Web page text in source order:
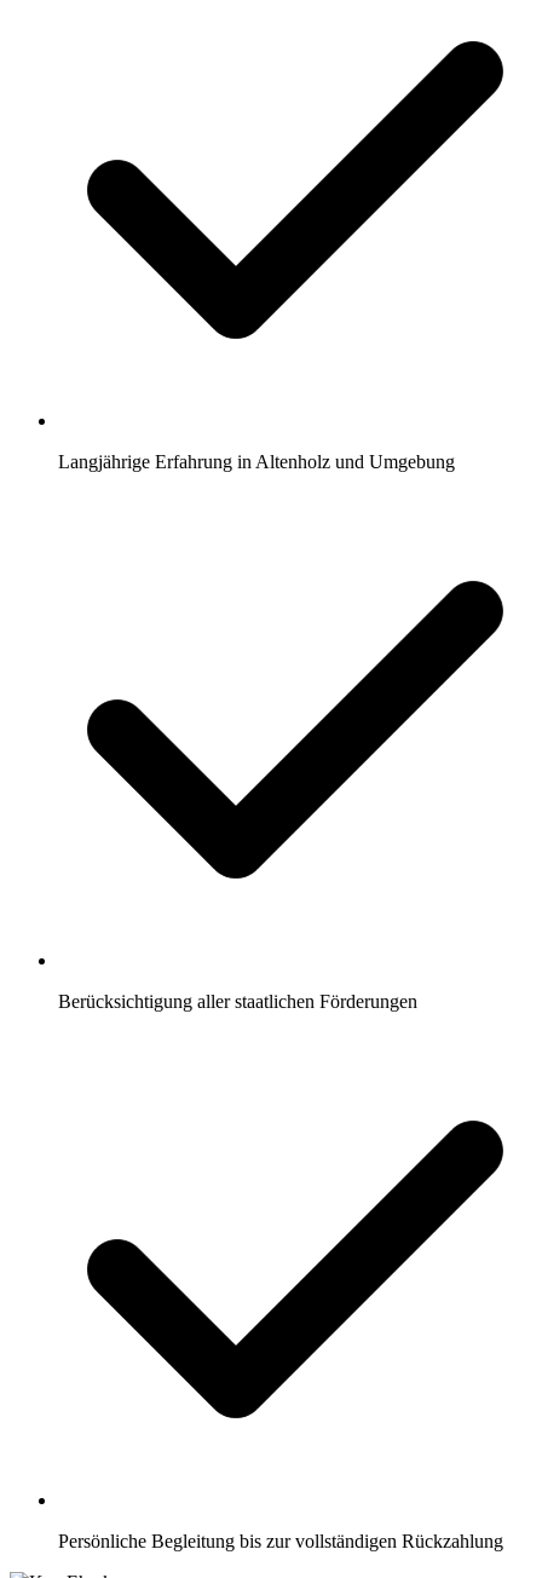
Langjährige Erfahrung in Altenholz und Umgebung
Berücksichtigung aller staatlichen Förderungen
Persönliche Begleitung bis zur vollständigen Rückzahlung